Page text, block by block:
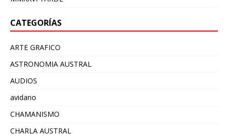
CATEGORÍAS
ARTE GRAFICO
ASTRONOMIA AUSTRAL
AUDIOS
avidano
CHAMANISMO
CHARLA AUSTRAL